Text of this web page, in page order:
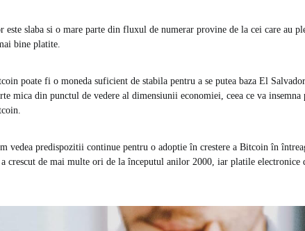
este slaba si o mare parte din fluxul de numerar provine de la cei care au
bine platite.
poate fi o moneda suficient de stabila pentru a se putea baza El
mica din punctul de vedere al dimensiunii economiei, ceea ce va
vedea predispozitii continue pentru o adoptie în crestere a Bitcoin în
crescut de mai multe ori de la începutul anilor 2000, iar platile electronice